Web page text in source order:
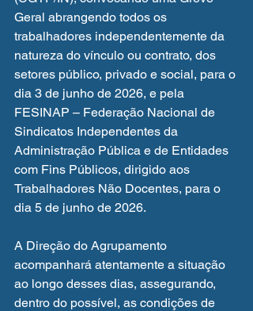
Geral abrangendo todos os
trabalhadores independentemente da
natureza do vínculo ou contrato, dos
setores público, privado e social, para o
dia 3 de junho de 2026, e pela
FESINAP – Federação Nacional de
Sindicatos Independentes da
Administração Pública e de Entidades
com Fins Públicos, dirigido aos
Trabalhadores Não Docentes, para o
dia 5 de junho de 2026.
A Direção do Agrupamento
acompanhará atentamente a situação
ao longo desses dias, assegurando,
dentro do possível, as condições de